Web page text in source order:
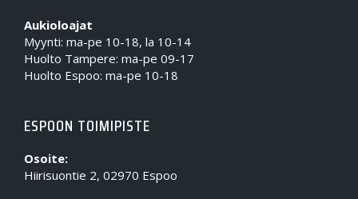
Aukioloajat
Myynti: ma-pe 10-18, la 10-14
Huolto Tampere: ma-pe 09-17
Huolto Espoo: ma-pe 10-18
ESPOON TOIMIPISTE
Osoite:
Hiirisuontie 2, 02970 Espoo